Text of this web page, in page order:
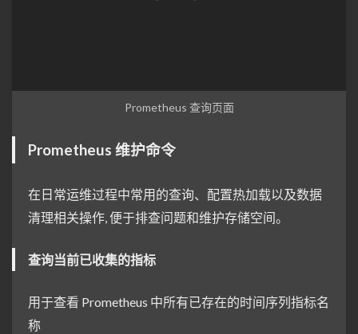
Prometheus 查询页面
Prometheus 维护命令
在日常运维过程中常用的查询、配置热加载以及数据
清理相关操作, 便于排查问题和维护存储空间。
查询当前已收集的指标
用于查看 Prometheus 中所有已存在的时间序列指标名
称